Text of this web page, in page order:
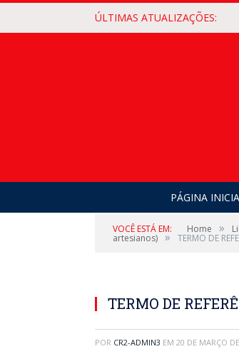
ÚLTIMAS ATUALIZAÇÕES:
PÁGINA
VOCÊ ESTÁ EM: Home »
artesianos) » TERMO DE
TERMO DE
POR CR2-ADMIN3 EM 20 DE MARÇO